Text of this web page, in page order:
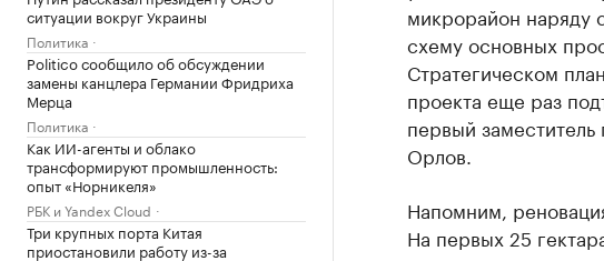
ситуации вокруг Украины
Политика
Politico сообщило об обсуждении
замены канцлера Германии Фридриха
Мерца
Политика
Как ИИ-агенты и облако
трансформируют промышленность:
опыт «Норникеля»
РБК и Yandex Cloud
Три крупных порта Китая
приостановили работу из-за
микрорайон наряду
схему основных
Стратегическом
проекта еще раз
первый
Орлов.
Напомним,
На первых 25